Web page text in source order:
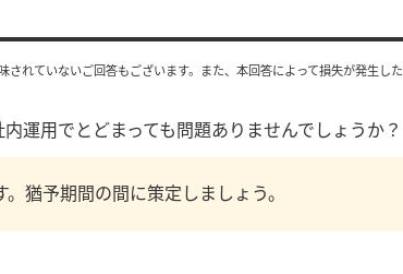
れていないご回答もございます。また、本回答によって損失が発生し
運用でとどまっても問題ありませんでしょうか？
猶予期間の間に策定しましょう。